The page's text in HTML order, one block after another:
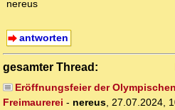
nereus
antworten
gesamter Thread:
Eröffnungsfeier der
Freimaurerei - nereus, 27.07.2024,